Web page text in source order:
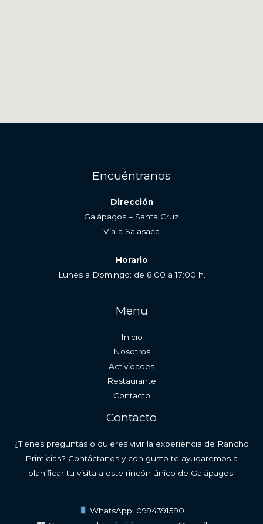
Encuéntranos
Dirección
Galápagos – Santa Cruz
Via a Salasaca
Horario
Lunes a Domingo: de 8:00 a 17:00 h.
Menu
Inicio
Nosotros
Actividades
Restaurante
Contacto
Contacto
¿Tienes preguntas o quieres vivir la experiencia de Rancho
Primicias? Contáctanos y con gusto te ayudaremos a
planificar tu visita a este rincón único de Galápagos.
WhatsApp: 0994391590